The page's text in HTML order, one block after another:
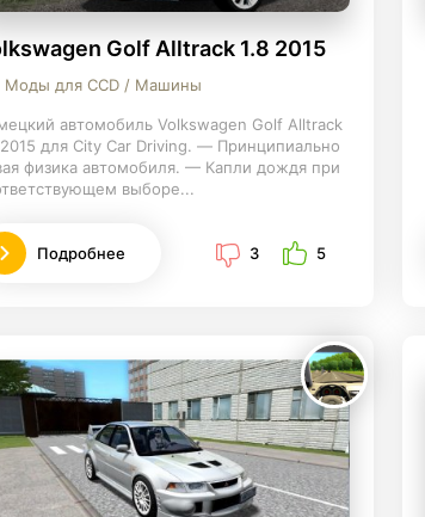
Golf Alltrack 1.8 2015
Моды для CCD / Машины
автомобиль Volkswagen Golf Alltrack
2015 для City Car Driving. — Принципиально
физика автомобиля. — Капли дождя при
выборе...
Подробнее 3 5